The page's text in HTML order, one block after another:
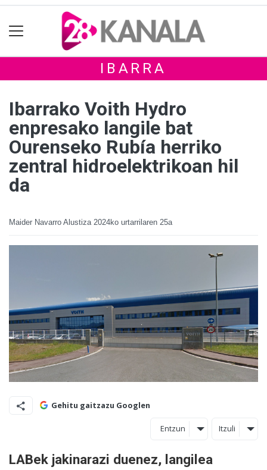
IBARRA
Ibarrako Voith Hydro
enpresako langile bat
Ourenseko Rubía herriko
zentral hidroelektrikoan hil
da
Maider Navarro Alustiza 2024ko urtarrilaren 25a
Gehitu gaitzazu Googlen
Entzun Itzuli
LABek jakinarazi duenez, langilea